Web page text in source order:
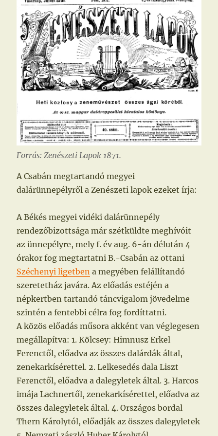
Forrás: Zenészeti Lapok 1871.
A Csabán megtartandó megyei
dalárünnepélyről a Zenészeti lapok ezeket írja:
A Békés megyei vidéki dalárünnepély
rendezőbizottsága már szétküldte meghívóit
az ünnepélyre, mely f. év aug. 6-án délután 4
órakor fog megtartatni B.-Csabán az ottani
Széchenyi ligetben a megyében felállítandó
szeretetház javára. Az előadás estéjén a
népkertben tartandó táncvigalom jövedelme
szintén a fentebbi célra fog fordíttatni.
A közös előadás műsora akként van véglegesen
megállapítva: 1. Kölcsey: Himnusz Erkel
Ferenctől, előadva az összes dalárdák által,
zenekarkísérettel. 2. Lelkesedés dala Liszt
Ferenctől, előadva a dalegyletek által. 3. Harcos
imája Lachnertől, zenekarkísérettel, előadva az
összes dalegyletek által. 4. Országos bordal
Thern Károlytól, előadják az összes dalegyletek